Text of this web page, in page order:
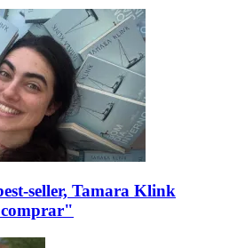
seller, Tamara Klink